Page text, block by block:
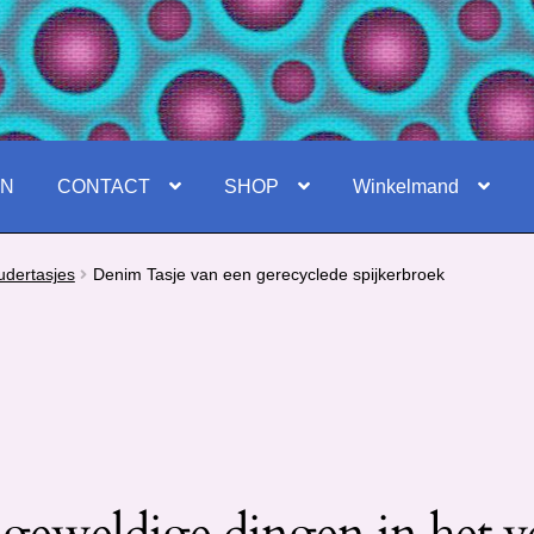
CONTACT SHOP Winkelmand
Denim Tasje van een gerecyclede spijkerbroek